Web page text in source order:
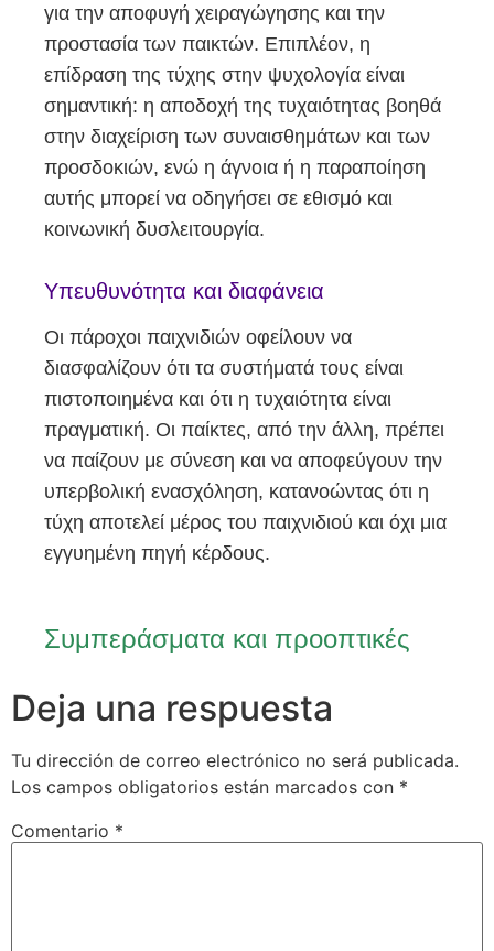
για την αποφυγή χειραγώγησης και την
προστασία των παικτών. Επιπλέον, η
επίδραση της τύχης στην ψυχολογία είναι
σημαντική: η αποδοχή της τυχαιότητας βοηθά
στην διαχείριση των συναισθημάτων και των
προσδοκιών, ενώ η άγνοια ή η παραποίηση
αυτής μπορεί να οδηγήσει σε εθισμό και
κοινωνική δυσλειτουργία.
Υπευθυνότητα και διαφάνεια
Οι πάροχοι παιχνιδιών οφείλουν να
διασφαλίζουν ότι τα συστήματά τους είναι
πιστοποιημένα και ότι η τυχαιότητα είναι
πραγματική. Οι παίκτες, από την άλλη, πρέπει
να παίζουν με σύνεση και να αποφεύγουν την
υπερβολική ενασχόληση, κατανοώντας ότι η
τύχη αποτελεί μέρος του παιχνιδιού και όχι μια
εγγυημένη πηγή κέρδους.
Συμπεράσματα και προοπτικές
Deja una respuesta
Tu dirección de correo electrónico no será publicada.
Los campos obligatorios están marcados con *
Comentario *